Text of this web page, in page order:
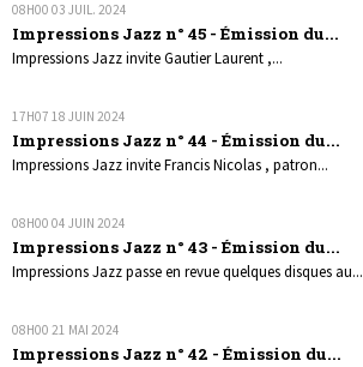
08H00 03 JUIL. 2024
Impressions Jazz n° 45 - Émission du...
Impressions Jazz invite Gautier Laurent ,...
17H07 18 JUIN 2024
Impressions Jazz n° 44 - Émission du...
Impressions Jazz invite Francis Nicolas , patron...
08H00 04 JUIN 2024
Impressions Jazz n° 43 - Émission du...
Impressions Jazz passe en revue quelques disques au...
08H00 21 MAI 2024
Impressions Jazz n° 42 - Émission du...